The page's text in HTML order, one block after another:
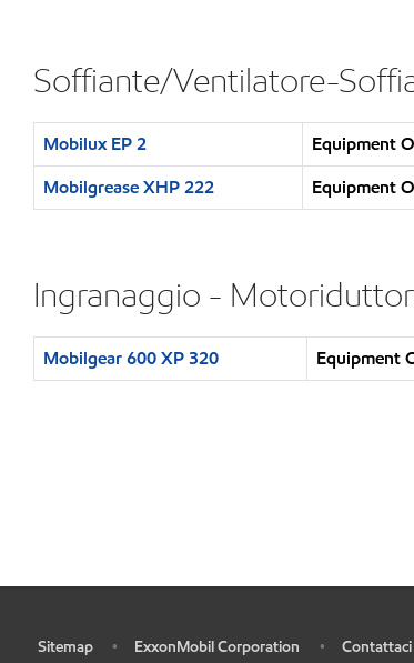
Soffiante/Ventilatore-
Mobilux EP 2
Equipment
Mobilgrease XHP 222
Equipment
Ingranaggio -
Mobilgear 600 XP 320 Equipment
Sitemap • ExxonMobil Corporation • Contattaci